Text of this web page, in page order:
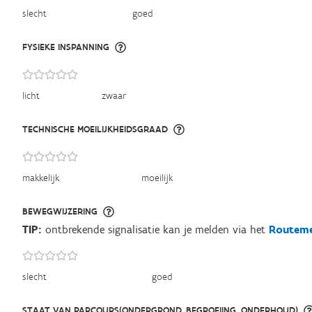
slecht goed
FYSIEKE INSPANNING
licht zwaar
TECHNISCHE MOEILIJKHEIDSGRAAD
makkelijk moeilijk
BEWEGWIJZERING
slecht goed
TIP: ontbrekende signalisatie kan je melden via het